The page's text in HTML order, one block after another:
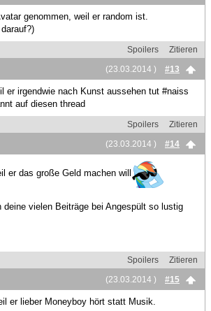
genommen, weil er random ist.
Spoilers
Zitieren
(23.03.2014 )
#13
er irgendwie nach Kunst aussehen tut #naiss
auf diesen thread
Spoilers
Zitieren
(23.03.2014 )
#14
er das große Geld machen will
vielen Beiträge bei Angespült so lustig
Spoilers
Zitieren
(23.03.2014 )
#15
er lieber Moneyboy hört statt Musik.